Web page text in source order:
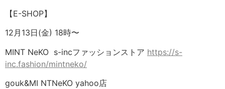
【E-SHOP】
12月13日(金) 18時〜
MINT NeKO s-incファッションストア https://s-
inc.fashion/mintneko/
gouk&MI NTNeKO yahoo店